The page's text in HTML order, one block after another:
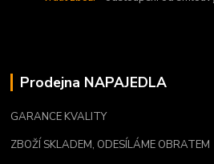
Prodejna NAPAJEDLA
GARANCE KVALITY
ZBOŽÍ SKLADEM, ODESÍLÁME OBRATEM